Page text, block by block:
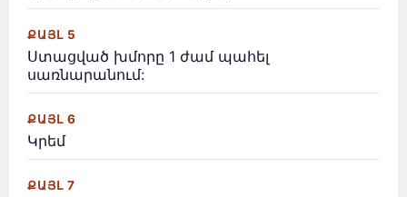
ՔԱՅԼ 5
Ստացված խմորը 1 ժամ պահել
սառնարանում:
ՔԱՅԼ 6
Կրեմ
ՔԱՅԼ 7